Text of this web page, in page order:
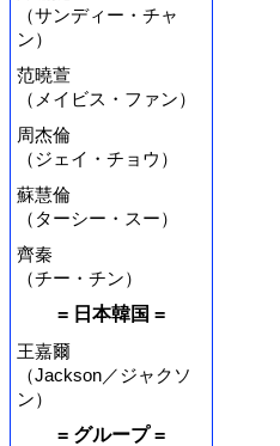
（サンディー・チャ
ン）
范曉萱
（メイビス・ファン）
周杰倫
（ジェイ・チョウ）
蘇慧倫
（ターシー・スー）
齊秦
（チー・チン）
= 日本韓国 =
王嘉爾
（Jackson／ジャクソ
ン）
= グループ =